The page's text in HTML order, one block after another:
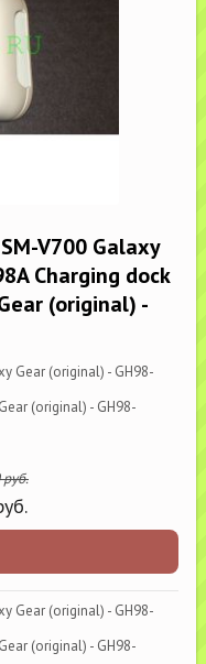
V700 Galaxy
Charging dock
(original) -
Gear (original) - GH98-
(original) - GH98-
руб.
Gear (original) - GH98-
(original) - GH98-